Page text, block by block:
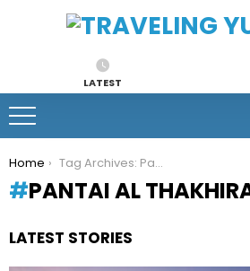
LATEST
You are here:
Home Tag Archives: Pantai Al Thakhira Qatar
PANTAI AL
LATEST STORIES